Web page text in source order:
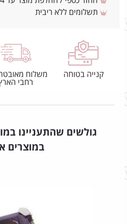
תשלומים ללא ריבית
קנייה בטוחה
משלוח
רחבי
גולשים שהתעניינו
במוצרים